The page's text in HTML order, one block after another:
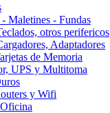
Maletines - Fundas
otros perifericos
Adaptadores
de Memoria
UPS y Multitoma
y Wifi